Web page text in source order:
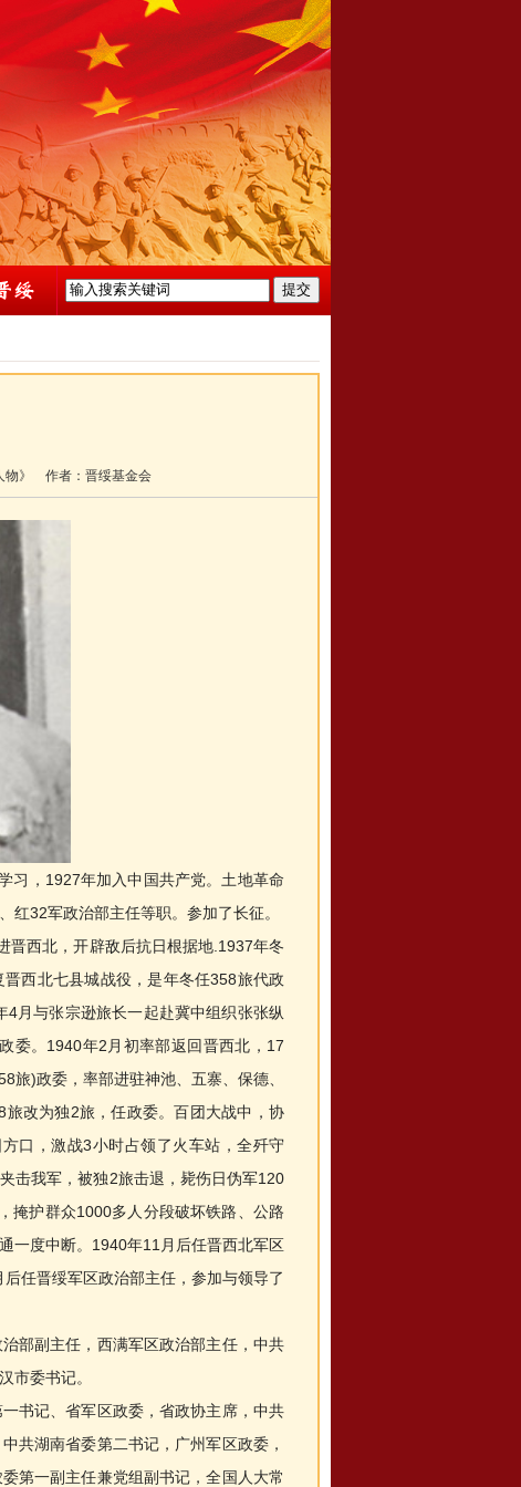
》 作者： 晋绥基金会
，1927年加入中国共产党。土地革命
红32军政治部主任等职。参加了长征。
西北，开辟敌后抗日根据地.1937年冬
西北七县城战役，是年冬任358旅代政
月与张宗逊旅长一起赴冀中组织张张纵
委。1940年2月初率部返回晋西北，17
旅)政委，率部进驻神池、五寨、保德、
改为独2旅，任政委。百团大战中，协
口，激战3小时占领了火车站，全歼守
击我军，被独2旅击退，毙伤日伪军120
掩护群众1000多人分段破坏铁路、公路
一度中断。1940年11月后任晋西北军区
任晋绥军区政治部主任，参加与领导了
部副主任，西满军区政治部主任，中共
市委书记。
书记、省军区政委，省政协主席，中共
共湖南省委第二书记，广州军区政委，
第一副主任兼党组副书记，全国人大常